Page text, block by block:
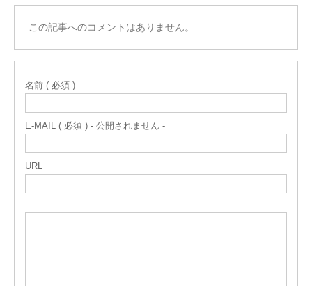
この記事へのコメントはありません。
名前 ( 必須 )
E-MAIL ( 必須 ) - 公開されません -
URL